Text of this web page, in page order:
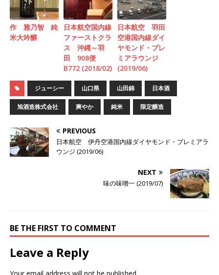
作 雅乃智 純
米大吟醸
日本航空国内線
ファーストクラ
ス 沖縄～羽
田 908便
B772 (2018/02)
日本航空 羽田
空港国内線ダイ
ヤモンド・プレ
ミアラウンジ
(2019/06)
ジューシー 山口県 山田錦 日本酒
旭酒造株式会社 爽やか 純米 限定醸造
PREVIOUS
日本航空 伊丹空港国内線ダイヤモンド・プレミアラ
ウンジ (2019/06)
NEXT
味の味噌一 (2019/07)
BE THE FIRST TO COMMENT
Leave a Reply